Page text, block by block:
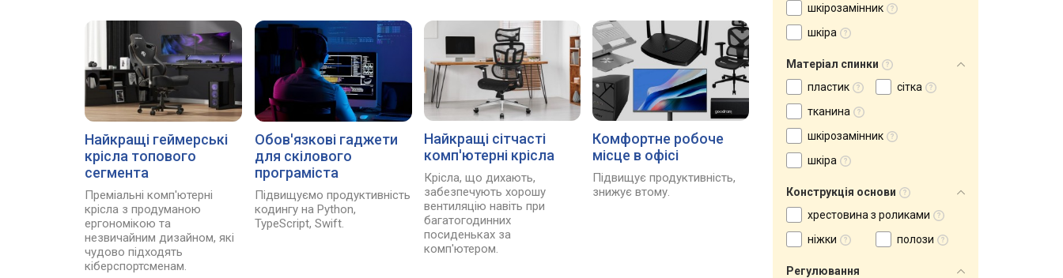
Найкращі геймерські
крісла топового
сегмента
Преміальні комп'ютерні
крісла з продуманою
ергономікою та
незвичайним дизайном, які
чудово підходять
кіберспортсменам.
Обов'язкові гаджети
для скілового
програміста
Підвищуємо продуктивність
кодингу на Python,
TypeScript, Swift.
Найкращі сітчасті
комп'ютерні крісла
Крісла, що дихають,
забезпечують хорошу
вентиляцію навіть при
багатогодинних
посиденьках за
комп'ютером.
Комфортне робоче
місце в офісі
Підвищує продуктивність,
знижує втому.
шкірозамінник
шкіра
Матеріал спинки
пластик
сітка
тканина
шкірозамінник
шкіра
Конструкція основи
хрестовина з роликами
ніжки
полози
Регулювання